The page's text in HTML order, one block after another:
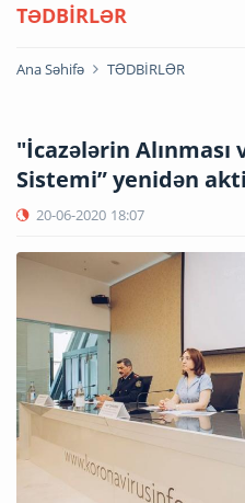
TƏDBİRLƏR
Ana Səhifə TƏDBİRLƏR
"İcazələrin
Sistemi” yenidən
20-06-2020 18:07